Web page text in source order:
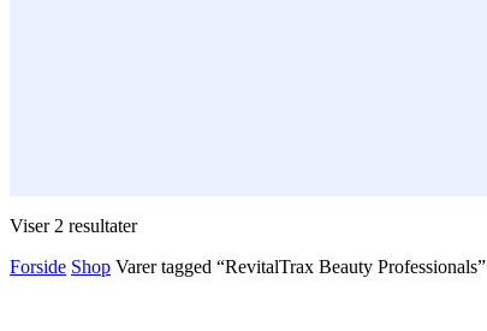
Viser 2 resultater
Forside Shop Varer tagged “RevitalTrax Beauty Professionals”